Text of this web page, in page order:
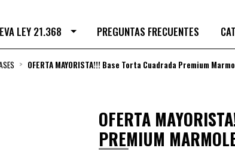
LEY 21.368 PREGUNTAS FRECUENTES
OFERTA MAYORISTA!!! Base Torta Cuadrada Premium
OFERTA
PREMIUM